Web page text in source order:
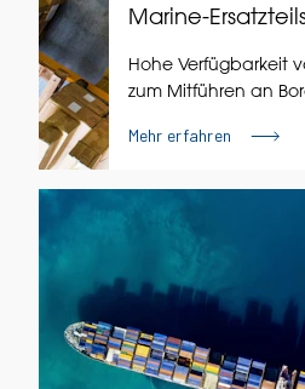
Marine-
Hohe Verfügbarkeit
zum Mitführen an
Mehr erfahren